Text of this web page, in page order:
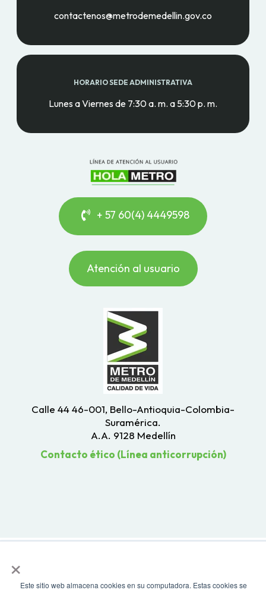
×
Este sitio web almacena cookies en su computadora. Estas cookies se
contactenos@metrodemedellin.gov.co
HORARIO SEDE ADMINISTRATIVA
Lunes a Viernes de 7:30 a. m. a 5:30 p. m.
+ 57 60(4) 4449598
Atención al usuario
Calle 44 46-001, Bello-Antioquia-Colombia-
Suramérica.
A.A. 9128 Medellín
Contacto ético (Línea anticorrupción)